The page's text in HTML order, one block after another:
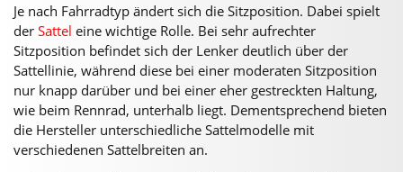
Je nach Fahrradtyp ändert sich die Sitzposition. Dabei spielt
der Sattel eine wichtige Rolle. Bei sehr aufrechter
Sitzposition befindet sich der Lenker deutlich über der
Sattellinie, während diese bei einer moderaten Sitzposition
nur knapp darüber und bei einer eher gestreckten Haltung,
wie beim Rennrad, unterhalb liegt. Dementsprechend bieten
die Hersteller unterschiedliche Sattelmodelle mit
verschiedenen Sattelbreiten an.